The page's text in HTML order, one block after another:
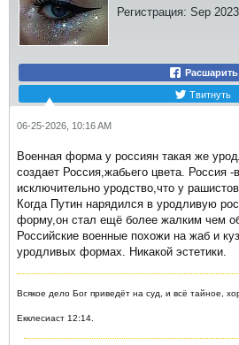
Регистрация: Sep 2023
Расшарить
Твитнуть
06-25-2026, 10:16 AM
Военная форма у россиян такая же
создает Россия,жабьего цвета. Россия -
исключительно уродство,что у
Когда Путин нарядился в уродливую
форму,он стал ещё более жалким чем
Российские военные похожи на жаб и
уродливых формах. Никакой эстетики.
Всякое дело Бог приведёт на суд, и всё тайное,
Екклесиаст 12:14.